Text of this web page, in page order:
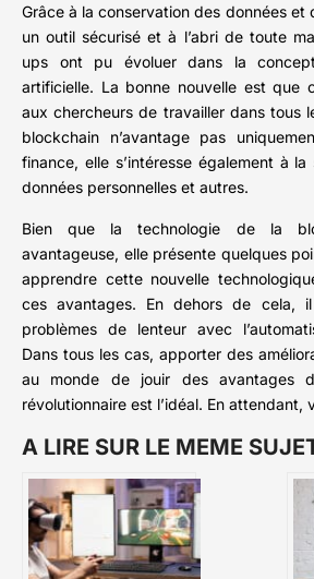
Grâce à la conservation des données et
un outil sécurisé et à l’abri de toute
ups ont pu évoluer dans la
artificielle. La bonne nouvelle est que
aux chercheurs de travailler dans tous
blockchain n’avantage pas
finance, elle s’intéresse également à
données personnelles et autres.
Bien que la technologie de la
avantageuse, elle présente quelques
apprendre cette nouvelle
ces avantages. En dehors de cela,
problèmes de lenteur avec
Dans tous les cas, apporter des
au monde de jouir des avantages
révolutionnaire est l’idéal. En attendant,
A LIRE SUR LE MEME